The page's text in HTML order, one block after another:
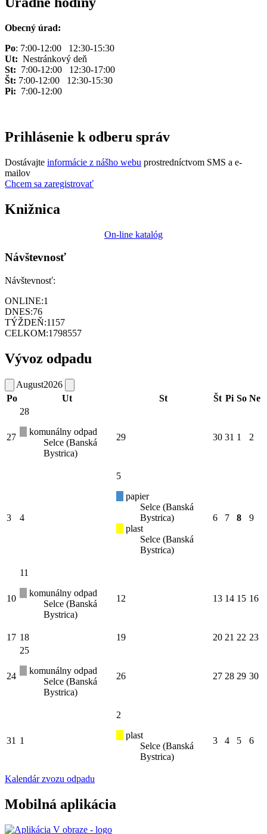
Obecný úrad:
Po: 7:00-12:00 12:30-15:30
Ut: Nestránkový deň
St: 7:00-12:00 12:30-17:00
Št: 7:00-12:00 12:30-15:30
Pi: 7:00-12:00
Prihlásenie k odberu správ
Dostávajte informácie z nášho webu prostredníctvom SMS a e-
mailov
Chcem sa zaregistrovať
Knižnica
On-line katalóg
Návštevnosť
Návštevnosť:
ONLINE:1
DNES:76
TÝŽDEŇ:1157
CELKOM:1798557
Vývoz odpadu
August2026
Po
Ut St Št Pi So Ne
27
28
komunálny odpad
Selce (Banská
Bystrica)
29 30 31 1 2
3 4
5
papier
Selce (Banská
Bystrica)
plast
Selce (Banská
Bystrica)
6 7 8 9
10
11
komunálny odpad
Selce (Banská
Bystrica)
12 13 14 15 16
17 18 19 20 21 22 23
24
25
komunálny odpad
Selce (Banská
Bystrica)
26 27 28 29 30
31 1
2
plast
Selce (Banská
Bystrica)
3 4 5 6
Kalendár zvozu odpadu
Mobilná aplikácia